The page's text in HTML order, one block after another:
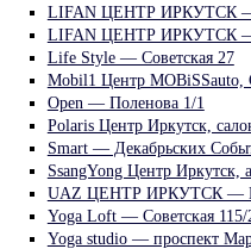
LIFAN ЦЕНТР ИРКУТСК —
LIFAN ЦЕНТР ИРКУТСК —
Life Style — Советская 27
Mobil1 Центр
Open — Поленова 1/1
Polaris Центр Иркутск,
Smart — Декабрьских
SsangYong Центр Иркутск,
UAZ ЦЕНТР ИРКУТСК —
Yoga Loft — Советская 115/
Yoga studio — проспект